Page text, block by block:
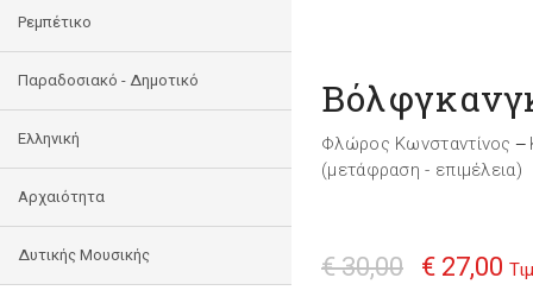
Ρεμπέτικο
Παραδοσιακό - Δημοτικό
Ελληνική
Αρχαιότητα
Δυτικής Μουσικής
Φλώρος Κωνσταντίνος —
(μετάφραση - επιμέλεια)
€ 30,00 € 27,00